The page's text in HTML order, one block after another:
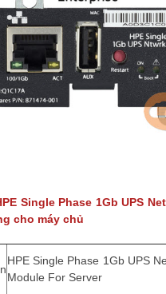
Single Phase 1Gb UPS
cho máy chủ
HPE Single Phase 1Gb UPS
Module For Server